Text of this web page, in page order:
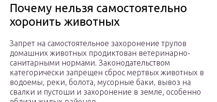
Почему нельзя самостоятельно
хоронить животных
Запрет на самостоятельное захоронение трупов
домашних животных продиктован ветеринарно-
санитарными нормами. Законодательством
категорически запрещен сброс мертвых животных в
водоемы, реки, болота, мусорные баки, вывоз на
свалки и пустоши и захоронение в земле, особенно